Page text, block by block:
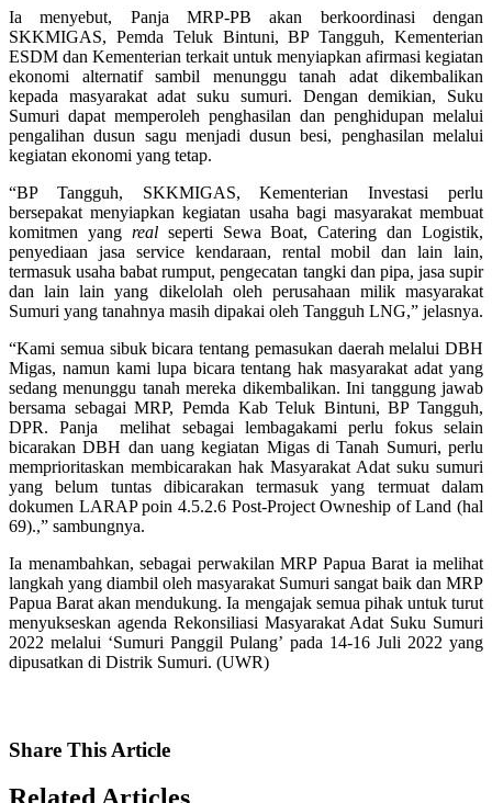
Ia menyebut, Panja MRP-PB akan berkoordinasi dengan
SKKMIGAS, Pemda Teluk Bintuni, BP Tangguh, Kementerian
ESDM dan Kementerian terkait untuk menyiapkan afirmasi kegiatan
ekonomi alternatif sambil menunggu tanah adat dikembalikan
kepada masyarakat adat suku sumuri. Dengan demikian, Suku
Sumuri dapat memperoleh penghasilan dan penghidupan melalui
pengalihan dusun sagu menjadi dusun besi, penghasilan melalui
kegiatan ekonomi yang tetap.
“BP Tangguh, SKKMIGAS, Kementerian Investasi perlu
bersepakat menyiapkan kegiatan usaha bagi masyarakat membuat
komitmen yang realseperti Sewa Boat, Catering dan Logistik,
penyediaan jasa service kendaraan, rental mobil dan lain lain,
termasuk usaha babat rumput, pengecatan tangki dan pipa, jasa supir
dan lain lain yang dikelolah oleh perusahaan milik masyarakat
Sumuri yang tanahnya masih dipakai oleh Tangguh LNG,” jelasnya.
“Kami semua sibuk bicara tentang pemasukan daerah melalui DBH
Migas, namun kami lupa bicara tentang hak masyarakat adat yang
sedang menunggu tanah mereka dikembalikan. Ini tanggung jawab
bersama sebagai MRP, Pemda Kab Teluk Bintuni, BP Tangguh,
DPR. Panja melihat sebagai lembagakami perlu fokus selain
bicarakan DBH dan uang kegiatan Migas di Tanah Sumuri, perlu
memprioritaskan membicarakan hak Masyarakat Adat suku sumuri
yang belum tuntas dibicarakan termasuk yang termuat dalam
dokumen LARAP poin 4.5.2.6 Post-Project Owneship of Land (hal
69).,” sambungnya.
Ia menambahkan, sebagai perwakilan MRP Papua Barat ia melihat
langkah yang diambil oleh masyarakat Sumuri sangat baik dan MRP
Papua Barat akan mendukung. Ia mengajak semua pihak untuk turut
menyukseskan agenda Rekonsiliasi Masyarakat Adat Suku Sumuri
2022 melalui ‘Sumuri Panggil Pulang’ pada 14-16 Juli 2022 yang
dipusatkan di Distrik Sumuri. (UWR)
Share This Article